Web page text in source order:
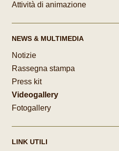
Attività di animazione
NEWS & MULTIMEDIA
Notizie
Rassegna stampa
Press kit
Videogallery
Fotogallery
LINK UTILI